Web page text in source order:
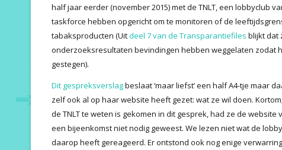
half jaar eerder (november 2015) met de TNLT, een lobbyclub
taskforce hebben opgericht om te monitoren of de
tabaksproducten (Uitdeel 7 van de Transparantiefiles blijkt dat
onderzoeksresultaten bevindingen hebben weggelaten zodat
gestegen).
Dit gespreksverslagbeslaat ‘maar liefst’ een half A4-tje maar
zelf ook al op haar website heeft gezet: wat ze wil doen.
de TNLT te weten is gekomen in dit gesprek, had ze de
een bijeenkomst niet nodig geweest. We lezen niet wat de
daarop heeft gereageerd. Er ontstond ook nog enige